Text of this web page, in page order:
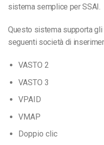
sistema semplice per SSAI.
Questo sistema supporta
seguenti società di
VASTO 2
VASTO 3
VPAID
VMAP
Doppio clic